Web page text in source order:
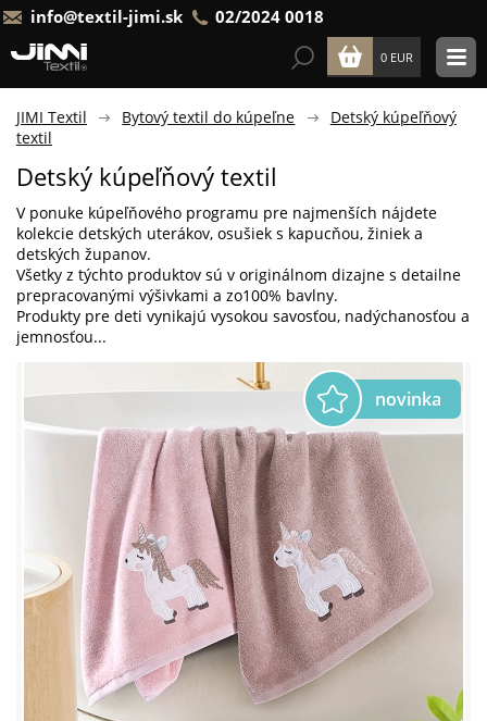
info@textil-jimi.sk 02/2024 0018
0 EUR
JIMI Textil Bytový textil do kúpeľne
Detský kúpeľňový
textil
Detský kúpeľňový textil
V ponuke kúpeľňového programu pre najmenších nájdete
kolekcie detských uterákov, osušiek s kapucňou, žiniek a
detských županov.
Všetky z týchto produktov sú v originálnom dizajne s detailne
prepracovanými výšivkami a zo100% bavlny.
Produkty pre deti vynikajú vysokou savosťou, nadýchanosťou a
jemnosťou...